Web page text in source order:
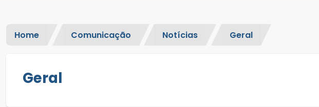
Home Comunicação Notícias Geral
Geral